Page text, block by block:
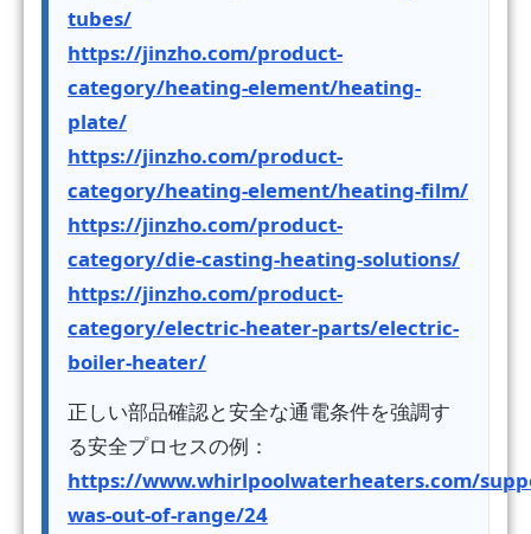
tubes/
https://jinzho.com/product-
category/heating-element/heating-
plate/
https://jinzho.com/product-
category/heating-element/heating-film/
https://jinzho.com/product-
category/die-casting-heating-solutions/
https://jinzho.com/product-
category/electric-heater-parts/electric-
boiler-heater/
正しい部品確認と安全な通電条件を強調す
る安全プロセスの例：
https://www.whirlpoolwaterheaters.com/
was-out-of-range/24